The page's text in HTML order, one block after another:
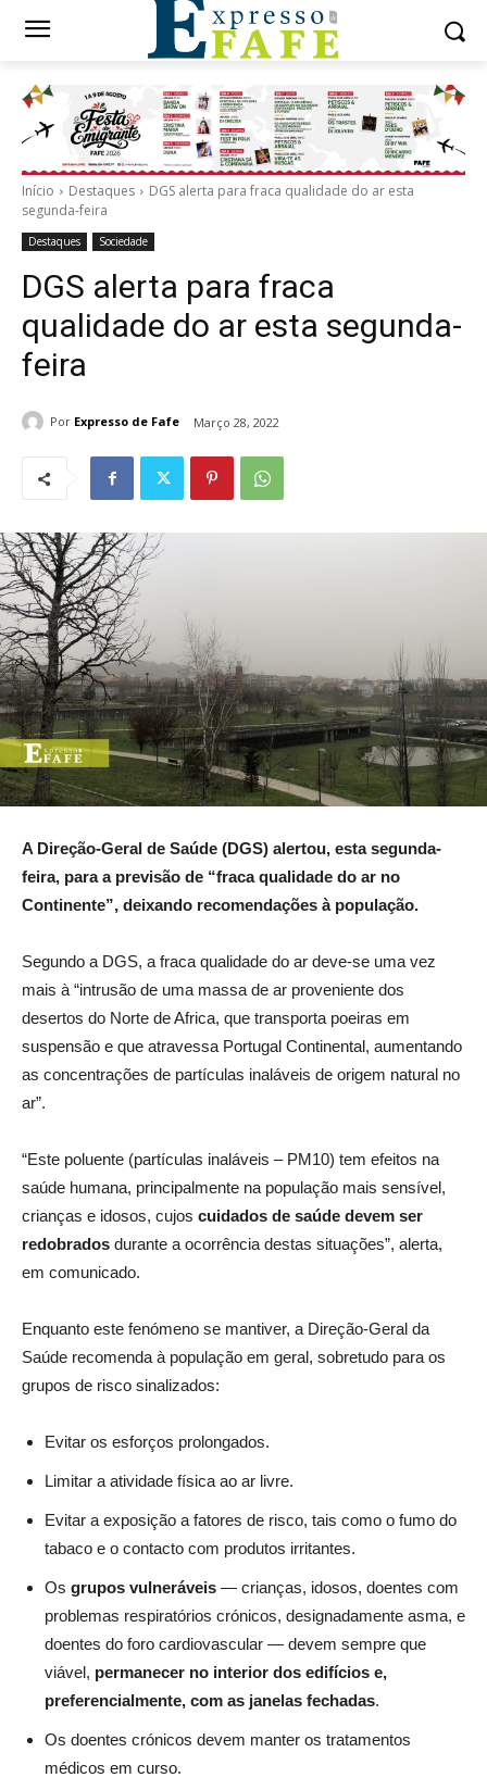
Início Destaques
DGS alerta para fraca qualidade do ar esta
segunda-feira
Destaques Sociedade
DGS alerta para fraca
qualidade do ar esta segunda-
feira
Por Expresso de Fafe Março 28, 2022
A Direção-Geral de Saúde (DGS) alertou, esta segunda-
feira, para a previsão de “fraca qualidade do ar no
Continente”, deixando recomendações à população.
Segundo a DGS, a fraca qualidade do ar deve-se uma vez
mais à “intrusão de uma massa de ar proveniente dos
desertos do Norte de Africa, que transporta poeiras em
suspensão e que atravessa Portugal Continental, aumentando
as concentrações de partículas inaláveis de origem natural no
ar”.
“Este poluente (partículas inaláveis – PM10) tem efeitos na
saúde humana, principalmente na população mais sensível,
crianças e idosos, cujos cuidados de saúde devem ser
redobrados durante a ocorrência destas situações”, alerta,
em comunicado.
Enquanto este fenómeno se mantiver, a Direção-Geral da
Saúde recomenda à população em geral, sobretudo para os
grupos de risco sinalizados:
Evitar os esforços prolongados.
Limitar a atividade física ao ar livre.
Evitar a exposição a fatores de risco, tais como o fumo do
tabaco e o contacto com produtos irritantes.
Os grupos vulneráveis — crianças, idosos, doentes com
problemas respiratórios crónicos, designadamente asma, e
doentes do foro cardiovascular — devem sempre que
viável, permanecer no interior dos edifícios e,
preferencialmente, com as janelas fechadas.
Os doentes crónicos devem manter os tratamentos
médicos em curso.